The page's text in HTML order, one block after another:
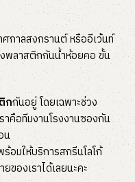
กาลสงกรานต์ หรืออีเว้นท์
พลาสติกกันน้ำห้อยคอ ขั้น
กกันอยู่ โดยเฉพาะช่วง
าคือทีมงานโรงงานซองกัน
น
อมให้บริการสกรีนโลโก้
องเราได้เลยนะคะ